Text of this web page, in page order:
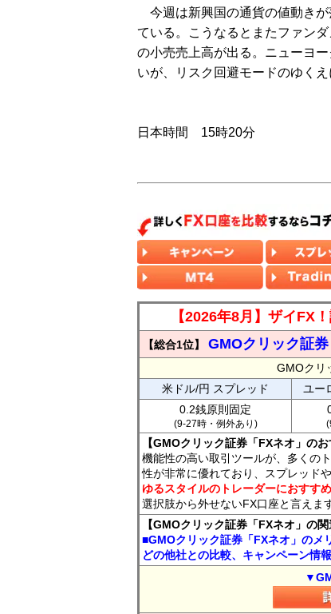
今週は新興国の通貨の値動きが
ている。こうなるとまたファン
の小売売上高が出る。ニューヨ
いが、リスク回避モードのゆく
日本時間 15時20分
【2026年8月】ザイFX
【総合1位】 GMOクリック証券
GMOクリ
米ドル/円 スプレッド
ユー
0.2銭原則固定
(9-27時・例外あり)
【GMOクリック証券「FXネオ」のお
機能性の高い取引ツールが、多くの
性が非常に優れており、スプレッド
ゆるスタイルのトレーダーにおすす
選択肢から外せないFX口座と言えます
【GMOクリック証券「FXネオ」の関
■GMOクリック証券「FXネオ」のメ
どの他社との比較、キャンペーン情